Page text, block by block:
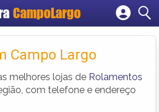
CampoLargo
Cadastrar empresa
Criar conta
Campo Largo
melhores lojas de Rolamentos
com telefone e endereço